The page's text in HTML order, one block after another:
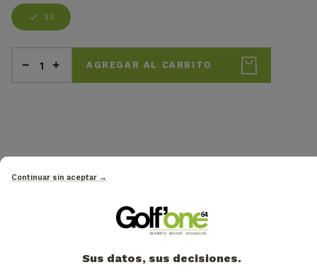
33
AGREGAR AL CARRITO
CLIENTES QUE
COMPRARON ESTE
PRODUCTO
Continuar sin aceptar →
Sus datos, sus decisiones.